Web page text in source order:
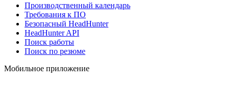
Производственный календарь
Требования к ПО
Безопасный HeadHunter
HeadHunter API
Поиск работы
Поиск по резюме
Мобильное приложение